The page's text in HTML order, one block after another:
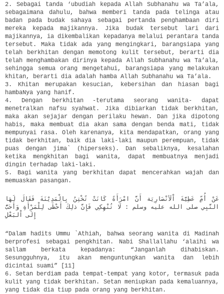
2. Sebagai tanda ‘ubudiah kepada Allah Subhanahu wa Ta’ala,
sebagaimana dahulu, bahwa memberi tanda pada telinga atau
badan pada budak sahaya sebagai pertanda penghambaan diri
mereka kepada majikannya. Jika budak tersebut lari dari
majikannya, ia dikembalikan kepadanya melalui perantara tanda
tersebut. Maka tidak ada yang mengingkari, barangsiapa yang
telah berkhitan dengan memotong kulit tersebut, berarti dia
telah menghambakan dirinya kepada Allah Subhanahu wa Ta’ala,
sehingga semua orang mengetahui, barangsiapa yang melakukan
khitan, berarti dia adalah hamba Allah Subhanahu wa Ta’ala.
3. Khitan merupakan kesucian, kebersihan dan hiasan bagi
hambaNya yang hanif.
4. Dengan berkhitan -terutama seorang wanita- dapat
menetralkan nafsu syahwat. Jika dibiarkan tidak berkhitan,
maka akan sejajar dengan perilaku hewan. Dan jika dipotong
habis, maka membuat dia akan sama dengan benda mati, tidak
mempunyai rasa. Oleh karenanya, kita mendapatkan, orang yang
tidak berkhitan, baik dia laki-laki maupun perempuan, tidak
puas dengan jima` (hiperseks). Dan sebaliknya, kesalahan
ketika mengkhitan bagi wanita, dapat membuatnya menjadi
dingin terhadap laki-laki.
5. Bagi wanita yang berkhitan dapat mencerahkan wajah dan
memuaskan pasangan.
عَنْ أُمِّ عَطِيَّةَ اْلَأنْصَارِيَة أَنَّ امْرَأَةً كَانَتْ تًخْتِنُ بِالْمَدِيْنَةَ فَقَالَ لَهَا
النَّبِي صلى الله عليه وسلم : لَا تُنْهِكِي فَإِنَّ ذلِكَ أَحْظَى لِلْمَرْأَةِ وَأَحَبُّ
إِلَى اْلبَعْلِ
“Dalam hadits Ummu `Athiah, bahwa seorang wanita di Madinah
berprofesi sebagai pengkhitan. Nabi Shallallahu ‘alaihi wa
sallam berkata kepadanya: “Janganlah dihabiskan.
Sesungguhnya, itu akan menguntungkan wanita dan lebih
dicintai suami” [11]
6. Setan berdiam pada tempat-tempat yang kotor, termasuk pada
kulit yang tidak berkhitan. Setan meniupkan pada kemaluannya,
yang tidak dia tiup pada orang yang berkhitan.